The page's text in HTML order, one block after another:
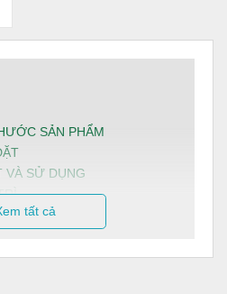
SẢN PHẨM
VÀ SỬ DỤNG
khẩu 700L nằm là dòng sản
tất cả